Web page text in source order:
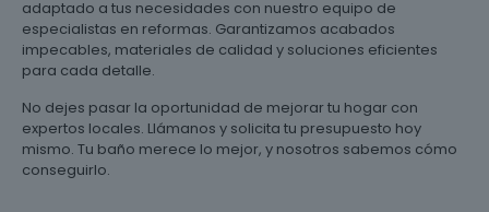
adaptado a tus necesidades con nuestro equipo de
especialistas en reformas. Garantizamos acabados
impecables, materiales de calidad y soluciones eficientes
para cada detalle.
No dejes pasar la oportunidad de mejorar tu hogar con
expertos locales. Llámanos y solicita tu presupuesto hoy
mismo. Tu baño merece lo mejor, y nosotros sabemos cómo
conseguirlo.